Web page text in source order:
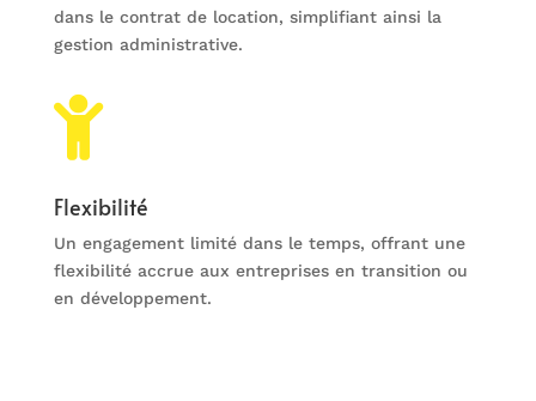
dans le contrat de location, simplifiant ainsi la
gestion administrative.

Flexibilité
Un engagement limité dans le temps, offrant une
flexibilité accrue aux entreprises en transition ou
en développement.